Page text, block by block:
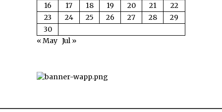
16
17 18 19 20 21
22
23
24 25 26 27 28
29
30
« May Jul »